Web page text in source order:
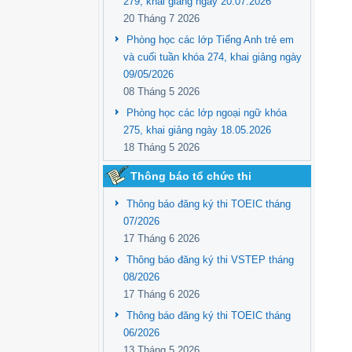
20 Tháng 7 2026
Phòng học các lớp Tiếng Anh trẻ em
và cuối tuần khóa 274, khai giảng ngày
09/05/2026
08 Tháng 5 2026
Phòng học các lớp ngoại ngữ khóa
275, khai giảng ngày 18.05.2026
18 Tháng 5 2026
Thông báo tổ chức thi
Thông báo đăng ký thi TOEIC tháng
07/2026
17 Tháng 6 2026
Thông báo đăng ký thi VSTEP tháng
08/2026
17 Tháng 6 2026
Thông báo đăng ký thi TOEIC tháng
06/2026